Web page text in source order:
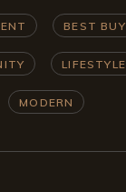
BEST BUY
LIFESTYLE
MODERN